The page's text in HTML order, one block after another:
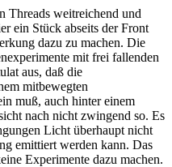
Threads weitreichend und
ein Stück abseits der Front
dazu zu machen. Die
mit frei fallenden
aus, daß die
mitbewegten
muß, auch hinter einem
nach nicht zwingend so. Es
Licht überhaupt nicht
emittiert werden kann. Das
Experimente dazu machen.